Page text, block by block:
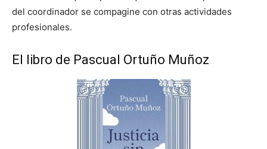
del coordinador se compagine con otras actividades
profesionales.
El libro de Pascual Ortuño Muñoz